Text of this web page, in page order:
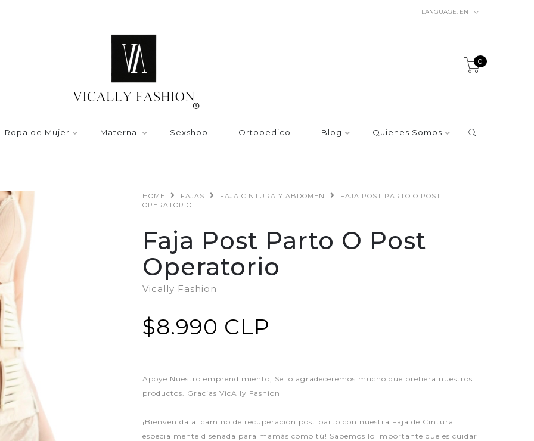
LANGUAGE: EN
0
Ropa de Mujer Maternal Sexshop Ortopedico Blog Quienes Somos
HOME FAJAS FAJA CINTURA Y ABDOMEN
FAJA POST PARTO O POST
OPERATORIO
Faja Post Parto O Post
Operatorio
Vically Fashion
$8.990 CLP
Apoye Nuestro emprendimiento, Se lo agradeceremos mucho que prefiera nuestros
productos. Gracias VicAlly Fashion
¡Bienvenida al camino de recuperación post parto con nuestra Faja de Cintura
especialmente diseñada para mamás como tú! Sabemos lo importante que es cuidar